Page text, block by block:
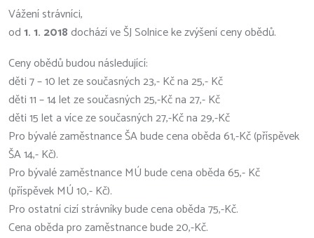
Vážení strávníci,
od1. 1. 2018dochází ve ŠJ Solnice ke zvýšení ceny obědů.
Ceny obědů budou následující:
děti 7 – 10 let ze současných 23,- Kč na 25,- Kč
děti 11 – 14 let ze současných 25,-Kč na 27,- Kč
děti 15 let a více ze současných 27,-Kč na 29,-Kč
Pro bývalé zaměstnance ŠA bude cena oběda 61,-Kč (příspěvek
ŠA 14,- Kč).
Pro bývalé zaměstnance MÚ bude cena oběda 65,- Kč
(příspěvek MÚ 10,- Kč).
Pro ostatní cizí strávníky bude cena oběda 75,-Kč.
Cena oběda pro zaměstnance bude 20,-Kč.